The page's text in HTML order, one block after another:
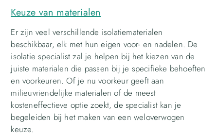
Keuze van materialen
Er zijn veel verschillende isolatiematerialen
beschikbaar, elk met hun eigen voor- en nadelen. De
isolatie specialist zal je helpen bij het kiezen van de
juiste materialen die passen bij je specifieke behoeften
en voorkeuren. Of je nu voorkeur geeft aan
milieuvriendelijke materialen of de meest
kosteneffectieve optie zoekt, de specialist kan je
begeleiden bij het maken van een weloverwogen
keuze.